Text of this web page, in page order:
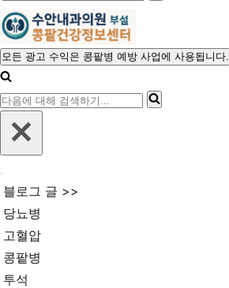
음
에
대
해
검
색
모든 광고 수익은 콩팥병 예방 사업에 사용됩니다.
다
해
검
색
하
기...
비
게
이
션
메
뉴
블로그 글 >>
당뇨병
고혈압
콩팥병
투석